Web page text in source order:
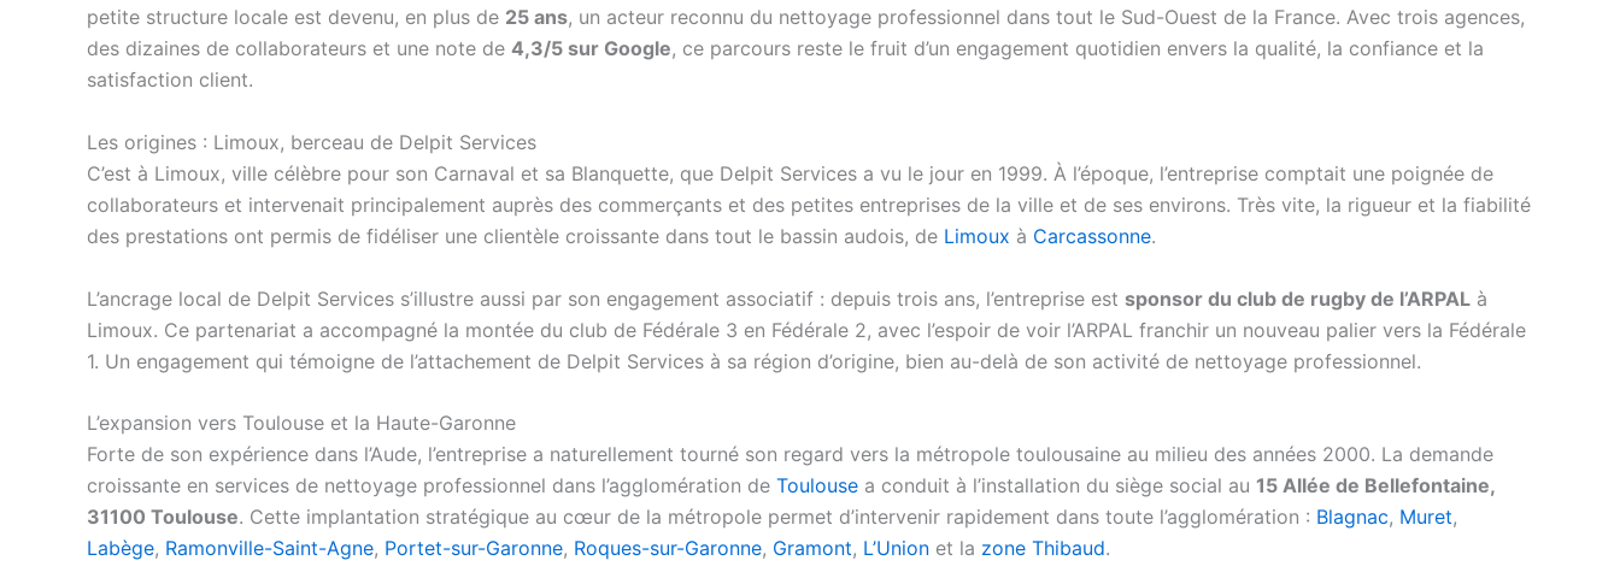
petite structure locale est devenu, en plus de 25 ans, un acteur reconnu du nettoyage professionnel dans tout le Sud-Ouest de la France. Avec trois agences,
des dizaines de collaborateurs et une note de 4,3/5 sur Google, ce parcours reste le fruit d’un engagement quotidien envers la qualité, la confiance et la
satisfaction client.
Les origines : Limoux, berceau de Delpit Services
C’est à Limoux, ville célèbre pour son Carnaval et sa Blanquette, que Delpit Services a vu le jour en 1999. À l’époque, l’entreprise comptait une poignée de
collaborateurs et intervenait principalement auprès des commerçants et des petites entreprises de la ville et de ses environs. Très vite, la rigueur et la fiabilité
des prestations ont permis de fidéliser une clientèle croissante dans tout le bassin audois, de Limoux à Carcassonne.
L’ancrage local de Delpit Services s’illustre aussi par son engagement associatif : depuis trois ans, l’entreprise est sponsor du club de rugby de l’ARPAL à
Limoux. Ce partenariat a accompagné la montée du club de Fédérale 3 en Fédérale 2, avec l’espoir de voir l’ARPAL franchir un nouveau palier vers la Fédérale
1. Un engagement qui témoigne de l’attachement de Delpit Services à sa région d’origine, bien au-delà de son activité de nettoyage professionnel.
L’expansion vers Toulouse et la Haute-Garonne
Forte de son expérience dans l’Aude, l’entreprise a naturellement tourné son regard vers la métropole toulousaine au milieu des années 2000. La demande
croissante en services de nettoyage professionnel dans l’agglomération de Toulouse a conduit à l’installation du siège social au 15 Allée de Bellefontaine,
31100 Toulouse. Cette implantation stratégique au cœur de la métropole permet d’intervenir rapidement dans toute l’agglomération : Blagnac, Muret,
Labège, Ramonville-Saint-Agne, Portet-sur-Garonne, Roques-sur-Garonne, Gramont, L’Union et la zone Thibaud.